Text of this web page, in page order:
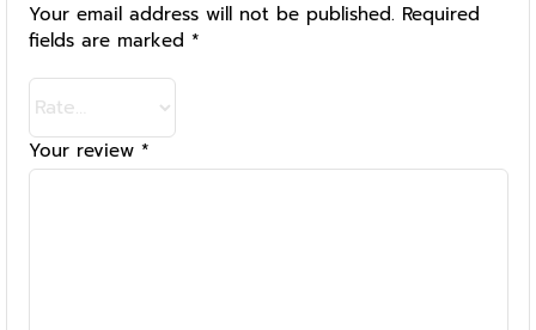
Your email address will not be published. Required
fields are marked *
Your review *